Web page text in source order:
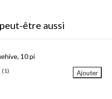
être aussi
10 pi
(1) Ajouter